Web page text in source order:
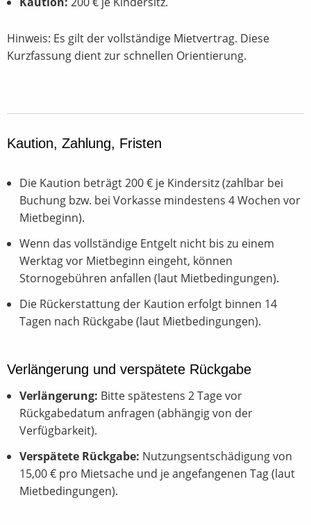
Hinweis: Es gilt der vollständige Mietvertrag. Diese
Kurzfassung dient zur schnellen Orientierung.
Kaution, Zahlung, Fristen
Die Kaution beträgt 200 € je Kindersitz (zahlbar bei
Buchung bzw. bei Vorkasse mindestens 4 Wochen vor
Mietbeginn).
Wenn das vollständige Entgelt nicht bis zu einem
Werktag vor Mietbeginn eingeht, können
Stornogebühren anfallen (laut Mietbedingungen).
Die Rückerstattung der Kaution erfolgt binnen 14
Tagen nach Rückgabe (laut Mietbedingungen).
Verlängerung und verspätete Rückgabe
Verlängerung: Bitte spätestens 2 Tage vor
Rückgabedatum anfragen (abhängig von der
Verfügbarkeit).
Verspätete Rückgabe: Nutzungsentschädigung von
15,00 € pro Mietsache und je angefangenen Tag (laut
Mietbedingungen).